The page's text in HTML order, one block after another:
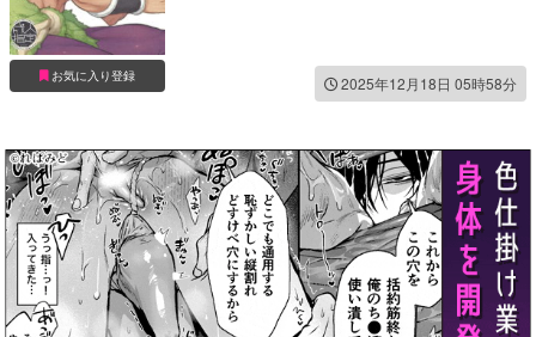
お気に入り登録 2025年12月18日 05時58分